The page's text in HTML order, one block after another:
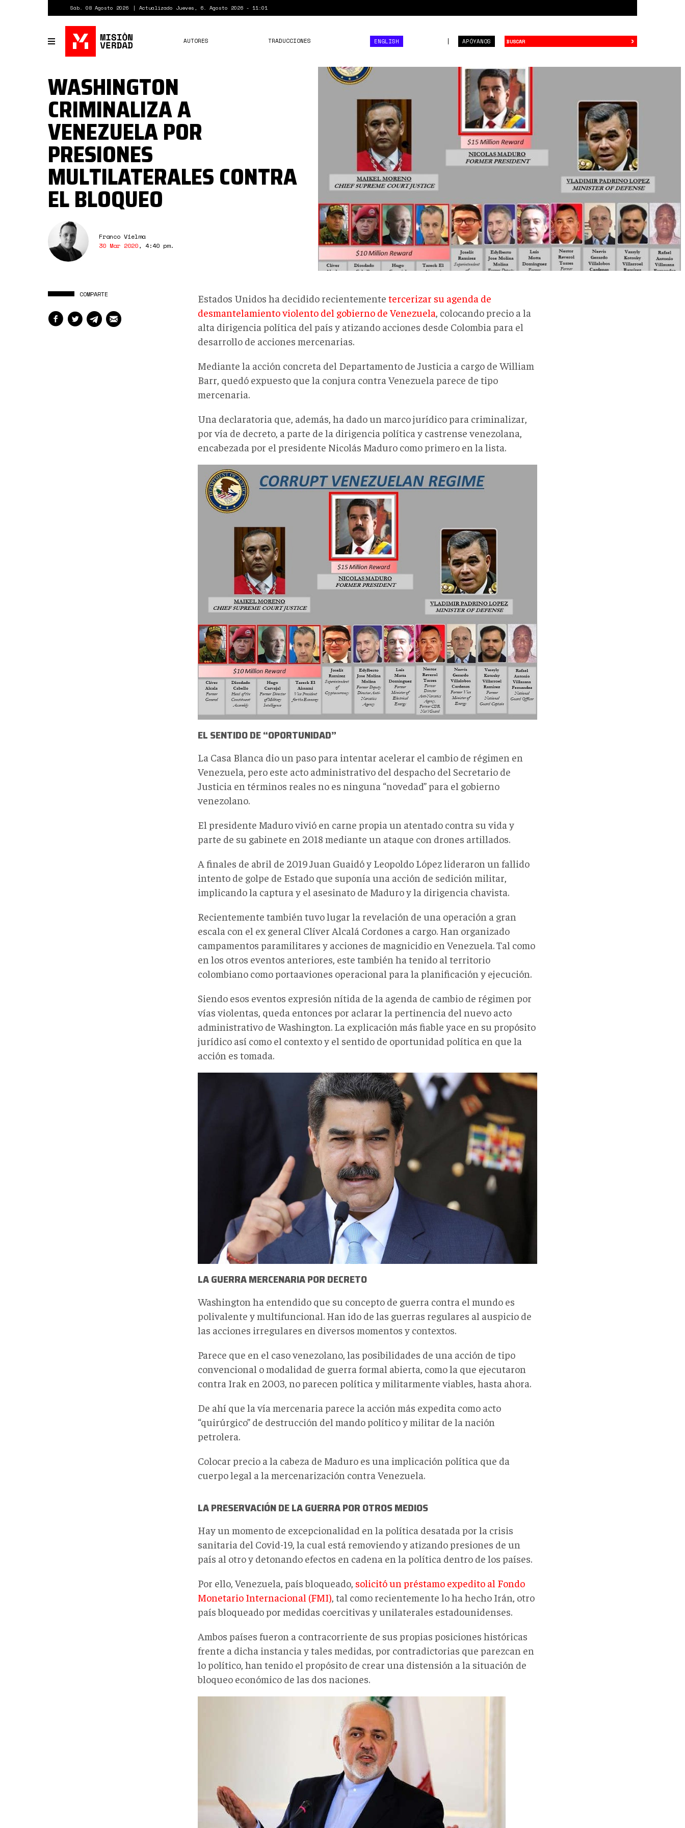
Sáb. 08 Agosto 2026 Actualizado Jueves, 6. Agosto 2026 - 11:01
Toggle
navigation
APÓYANOS
AUTORES TRADUCCIONES ENGLISH ›
0*3gALcapubtH6NAeK.jpg
WASHINGTON
CRIMINALIZA A
VENEZUELA POR
PRESIONES
MULTILATERALES CONTRA
EL BLOQUEO
Franco Vielma
30 Mar 2020, 4:40 pm.
COMPARTE Estados Unidos ha decidido recientemente tercerizar su agenda de
desmantelamiento violento del gobierno de Venezuela, colocando precio a la
alta dirigencia política del país y atizando acciones desde Colombia para el
desarrollo de acciones mercenarias.
Mediante la acción concreta del Departamento de Justicia a cargo de William
Barr, quedó expuesto que la conjura contra Venezuela parece de tipo
mercenaria.
Una declaratoria que, además, ha dado un marco jurídico para criminalizar,
por vía de decreto, a parte de la dirigencia política y castrense venezolana,
encabezada por el presidente Nicolás Maduro como primero en la lista.
EL SENTIDO DE “OPORTUNIDAD”
La Casa Blanca dio un paso para intentar acelerar el cambio de régimen en
Venezuela, pero este acto administrativo del despacho del Secretario de
Justicia en términos reales no es ninguna “novedad” para el gobierno
venezolano.
El presidente Maduro vivió en carne propia un atentado contra su vida y
parte de su gabinete en 2018 mediante un ataque con drones artillados.
A finales de abril de 2019 Juan Guaidó y Leopoldo López lideraron un fallido
intento de golpe de Estado que suponía una acción de sedición militar,
implicando la captura y el asesinato de Maduro y la dirigencia chavista.
Recientemente también tuvo lugar la revelación de una operación a gran
escala con el ex general Clíver Alcalá Cordones a cargo. Han organizado
campamentos paramilitares y acciones de magnicidio en Venezuela. Tal como
en los otros eventos anteriores, este también ha tenido al territorio
colombiano como portaaviones operacional para la planificación y ejecución.
Siendo esos eventos expresión nítida de la agenda de cambio de régimen por
vías violentas, queda entonces por aclarar la pertinencia del nuevo acto
administrativo de Washington. La explicación más fiable yace en su propósito
jurídico así como el contexto y el sentido de oportunidad política en que la
acción es tomada.
LA GUERRA MERCENARIA POR DECRETO
Washington ha entendido que su concepto de guerra contra el mundo es
polivalente y multifuncional. Han ido de las guerras regulares al auspicio de
las acciones irregulares en diversos momentos y contextos.
Parece que en el caso venezolano, las posibilidades de una acción de tipo
convencional o modalidad de guerra formal abierta, como la que ejecutaron
contra Irak en 2003, no parecen política y militarmente viables, hasta ahora.
De ahí que la vía mercenaria parece la acción más expedita como acto
“quirúrgico” de destrucción del mando político y militar de la nación
petrolera.
Colocar precio a la cabeza de Maduro es una implicación política que da
cuerpo legal a la mercenarización contra Venezuela.
LA PRESERVACIÓN DE LA GUERRA POR OTROS MEDIOS
Hay un momento de excepcionalidad en la política desatada por la crisis
sanitaria del Covid-19, la cual está removiendo y atizando presiones de un
país al otro y detonando efectos en cadena en la política dentro de los países.
Por ello, Venezuela, país bloqueado, solicitó un préstamo expedito al Fondo
Monetario Internacional (FMI) , tal como recientemente lo ha hecho Irán, otro
país bloqueado por medidas coercitivas y unilaterales estadounidenses.
Ambos países fueron a contracorriente de sus propias posiciones históricas
frente a dicha instancia y tales medidas, por contradictorias que parezcan en
lo político, han tenido el propósito de crear una distensión a la situación de
bloqueo económico de las dos naciones.